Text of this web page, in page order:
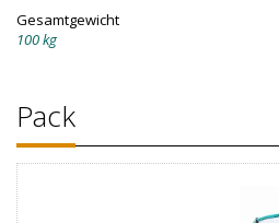
Gesamtgewicht
100 kg
Pack